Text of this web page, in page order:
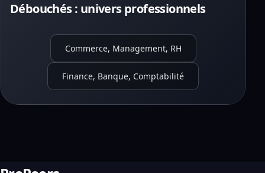
Débouchés : univers professionnels
Commerce, Management, RH
Finance, Banque, Comptabilité